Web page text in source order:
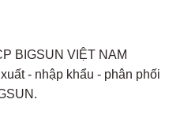
BIGSUN VIỆT NAM
- nhập khẩu - phân phối